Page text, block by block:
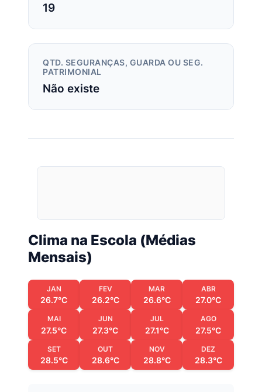
19
QTD. SEGURANÇAS, GUARDA OU SEG.
PATRIMONIAL
Não existe
Clima na Escola (Médias
Mensais)
JAN
26.7°C
FEV
26.2°C
MAR
26.6°C
ABR
27.0°C
MAI
27.5°C
JUN
27.3°C
JUL
27.1°C
AGO
27.5°C
SET
28.5°C
OUT
28.6°C
NOV
28.8°C
DEZ
28.3°C